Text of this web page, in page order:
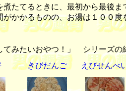
たてるときに、最初から最後
かかるものの、お湯は１００
てみたいおやつ！」 シリーズの
きびだんご えびせんべ